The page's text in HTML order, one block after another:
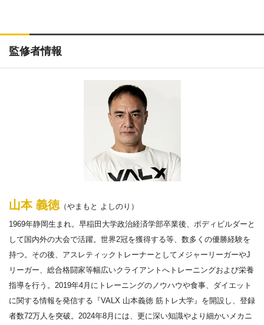
監修者情報
山本 義徳（やまもと よしのり）
1969年静岡生まれ。早稲田大学政治経済学部卒業後、ボディビルダーと
して国内外の大会で活躍。世界2冠を獲得する等、数多くの優勝経験を
持つ。その後、アスレティックトレーナーとしてメジャーリーガーやJ
リーガー、総合格闘家等幅広いクライアントへトレーニングおよび栄養
指導を行う。2019年4月にトレーニングのノウハウや食事、ダイエット
に関する情報を発信する『VALX 山本義徳 筋トレ大学』を開設し、登録
者数72万人を突破。2024年8月には、更に深い知識やより細かいメカニ